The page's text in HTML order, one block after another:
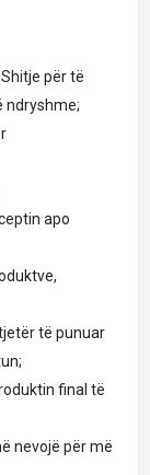
për të
ndryshme;
apo
të punuar
final të
nevojë për më